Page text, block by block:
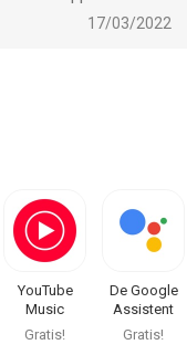
17/03/2022
YouTube
Music
Gratis!
De Google
Assistent
Gratis!